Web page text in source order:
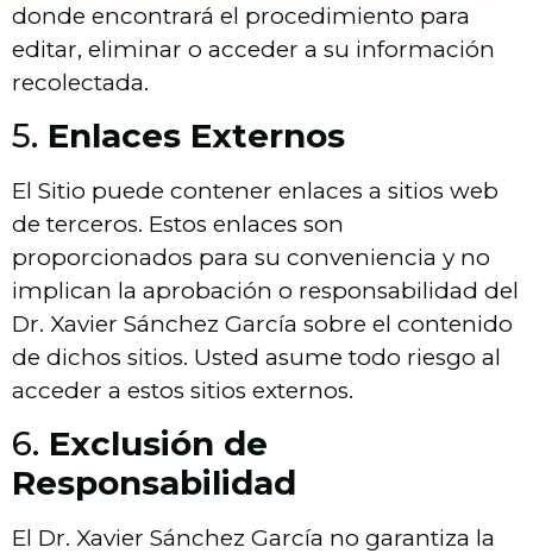
donde encontrará el procedimiento para
editar, eliminar o acceder a su información
recolectada.
5. Enlaces Externos
El Sitio puede contener enlaces a sitios web
de terceros. Estos enlaces son
proporcionados para su conveniencia y no
implican la aprobación o responsabilidad del
Dr. Xavier Sánchez García sobre el contenido
de dichos sitios. Usted asume todo riesgo al
acceder a estos sitios externos.
6. Exclusión de
Responsabilidad
El Dr. Xavier Sánchez García no garantiza la